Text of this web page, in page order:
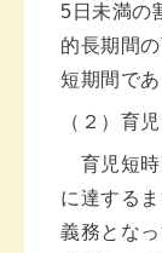
5日未満の
的長期間
短期間であ
（２）育
育児短時
に達する
義務とな